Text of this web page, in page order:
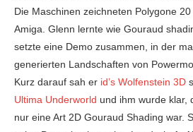
Die Maschinen zeichneten Polygone
Amiga. Glenn lernte wie Gouraud
setzte eine Demo zusammen, in der
generierten Landschaften von
Kurz darauf sah er id’s Wolfenstein 3D
Ultima Underworld und ihm wurde klar,
nur eine Art 2D Gouraud Shading war.